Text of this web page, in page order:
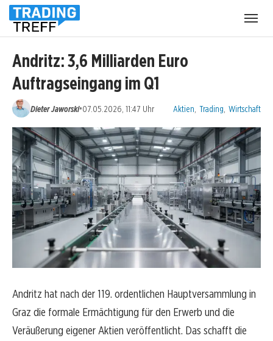
Andritz: 3,6 Milliarden Euro
Auftragseingang im Q1
Dieter Jaworski•07.05.2026, 11:47 Uhr Kategorien:
Aktien Trading Wirtschaft
Andritz hat nach der 119. ordentlichen Hauptversammlung in
Graz die formale Ermächtigung für den Erwerb und die
Veräußerung eigener Aktien veröffentlicht. Das schafft die